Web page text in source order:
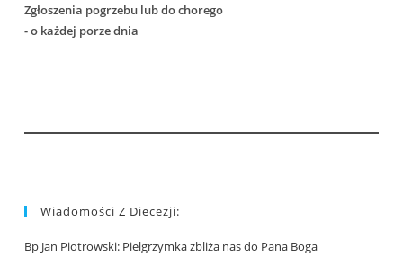
Zgłoszenia pogrzebu lub do chorego
- o każdej porze dnia
Wiadomości Z Diecezji:
Bp Jan Piotrowski: Pielgrzymka zbliża nas do Pana Boga